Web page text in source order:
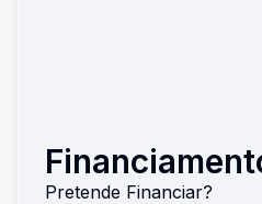
Pretende Financiar?